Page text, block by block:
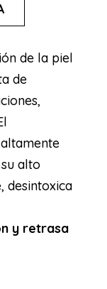
de la piel
de
alto
desintoxica
y retrasa